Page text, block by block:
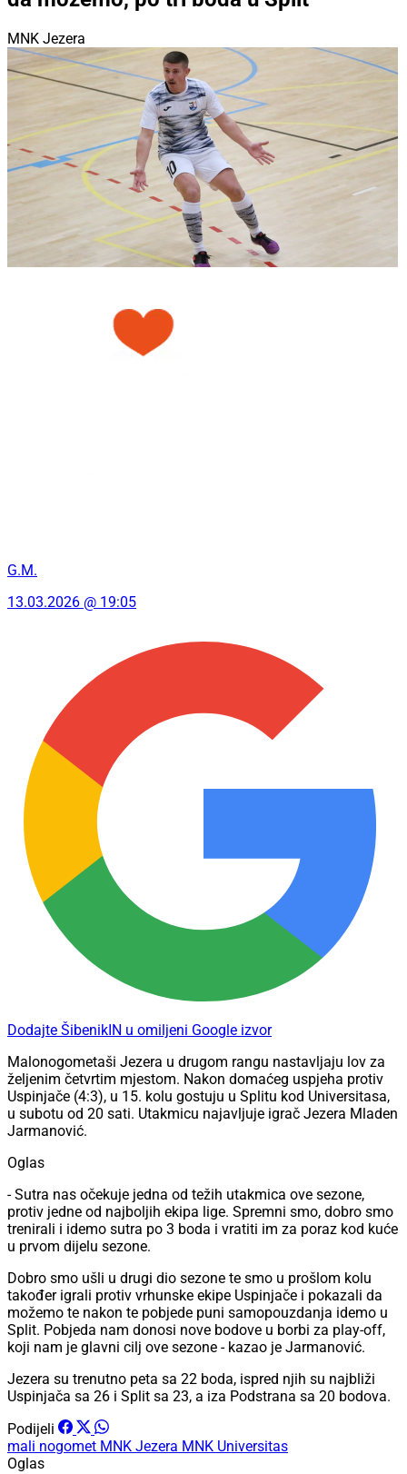
MNK Jezera
G.M.
13.03.2026 @ 19:05
Dodajte ŠibenikIN u omiljeni Google izvor
Malonogometaši Jezera u drugom rangu nastavljaju lov za
željenim četvrtim mjestom. Nakon domaćeg uspjeha protiv
Uspinjače (4:3), u 15. kolu gostuju u Splitu kod Universitasa,
u subotu od 20 sati. Utakmicu najavljuje igrač Jezera Mladen
Jarmanović.
Oglas
- Sutra nas očekuje jedna od težih utakmica ove sezone,
protiv jedne od najboljih ekipa lige. Spremni smo, dobro smo
trenirali i idemo sutra po 3 boda i vratiti im za poraz kod kuće
u prvom dijelu sezone.
Dobro smo ušli u drugi dio sezone te smo u prošlom kolu
također igrali protiv vrhunske ekipe Uspinjače i pokazali da
možemo te nakon te pobjede puni samopouzdanja idemo u
Split. Pobjeda nam donosi nove bodove u borbi za play-off,
koji nam je glavni cilj ove sezone - kazao je Jarmanović.
Jezera su trenutno peta sa 22 boda, ispred njih su najbliži
Uspinjača sa 26 i Split sa 23, a iza Podstrana sa 20 bodova.
Podijeli
mali nogomet MNK Jezera MNK Universitas
Oglas